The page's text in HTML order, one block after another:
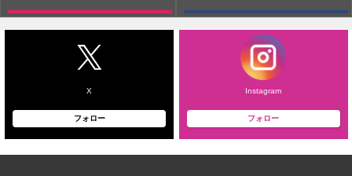
X
フォロー
Instagram
フォロー